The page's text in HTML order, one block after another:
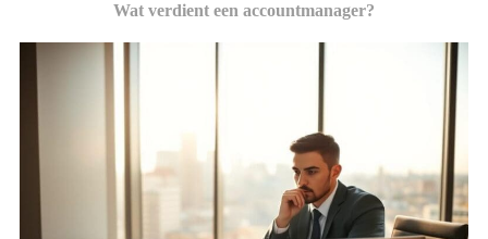
Wat verdient een accountmanager?